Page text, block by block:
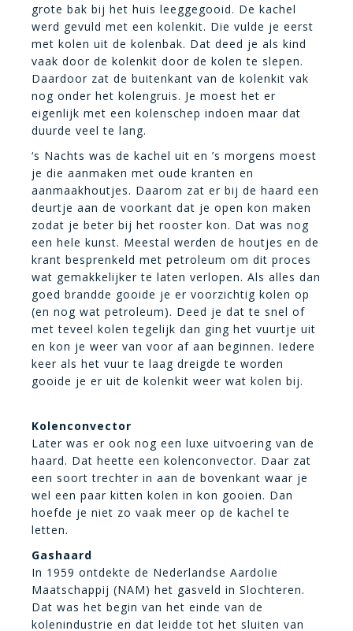
grote bak bij het huis leeggegooid. De kachel
werd gevuld met een kolenkit. Die vulde je eerst
met kolen uit de kolenbak. Dat deed je als kind
vaak door de kolenkit door de kolen te slepen.
Daardoor zat de buitenkant van de kolenkit vak
nog onder het kolengruis. Je moest het er
eigenlijk met een kolenschep indoen maar dat
duurde veel te lang.
‘s Nachts was de kachel uit en ’s morgens moest
je die aanmaken met oude kranten en
aanmaakhoutjes. Daarom zat er bij de haard een
deurtje aan de voorkant dat je open kon maken
zodat je beter bij het rooster kon. Dat was nog
een hele kunst. Meestal werden de houtjes en de
krant besprenkeld met petroleum om dit proces
wat gemakkelijker te laten verlopen. Als alles dan
goed brandde gooide je er voorzichtig kolen op
(en nog wat petroleum). Deed je dat te snel of
met teveel kolen tegelijk dan ging het vuurtje uit
en kon je weer van voor af aan beginnen. Iedere
keer als het vuur te laag dreigde te worden
gooide je er uit de kolenkit weer wat kolen bij.
Kolenconvector
Later was er ook nog een luxe uitvoering van de
haard. Dat heette een kolenconvector. Daar zat
een soort trechter in aan de bovenkant waar je
wel een paar kitten kolen in kon gooien. Dan
hoefde je niet zo vaak meer op de kachel te
letten.
Gashaard
In 1959 ontdekte de Nederlandse Aardolie
Maatschappij (NAM) het gasveld in Slochteren.
Dat was het begin van het einde van de
kolenindustrie en dat leidde tot het sluiten van